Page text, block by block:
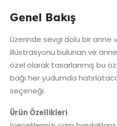
Genel Bakış
Üzerinde sevgi dolu bir anne
illüstrasyonu bulunan ve
özel olarak tasarlanmış bu
bağı her yudumda
seçeneği.
Ürün Özellikleri